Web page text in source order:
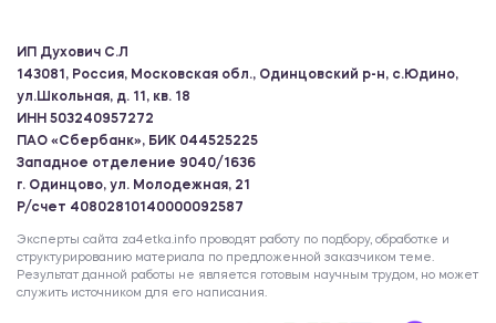
ИП Духович С.Л
143081, Россия, Московская обл., Одинцовский р-н, с.Юдино,
ул.Школьная, д. 11, кв. 18
ИНН 503240957272
ПАО «Сбербанк», БИК 044525225
Западное отделение 9040/1636
г. Одинцово, ул. Молодежная, 21
Р/счет 40802810140000092587
Эксперты сайта za4etka.info проводят работу по подбору, обработке и
структурированию материала по предложенной заказчиком теме.
Результат данной работы не является готовым научным трудом, но может
служить источником для его написания.